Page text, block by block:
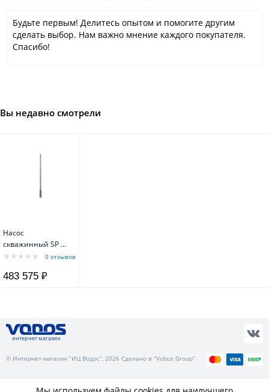
Будьте первым! Делитесь опытом и помогите другим
сделать выбор. Нам важно мнение каждого покупателя.
Спасибо!
Вы недавно смотрели
Насос
скважинный SP 14
-31 3х380V P 7,50 отзывов
483 575 ₽
интернет магазин
© Интернет-магазин “ИЦ Водос”, 2026 Сделано в “Vobus Group”